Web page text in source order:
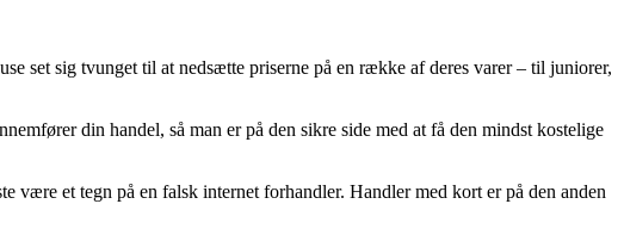
set sig tvunget til at nedsætte priserne på en række af deres varer – til juniorer,
din handel, så man er på den sikre side med at få den mindst kostelige
et tegn på en falsk internet forhandler. Handler med kort er på den anden